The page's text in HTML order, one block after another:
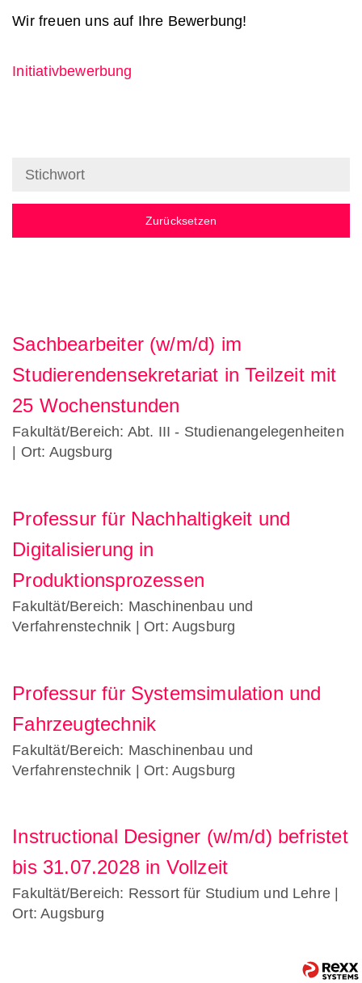
Wir freuen uns auf Ihre Bewerbung!
Initiativbewerbung
Zurücksetzen
Sachbearbeiter (w/m/d) im
Studierendensekretariat in Teilzeit mit
25 Wochenstunden
Fakultät/Bereich: Abt. III - Studienangelegenheiten
| Ort: Augsburg
Professur für Nachhaltigkeit und
Digitalisierung in
Produktionsprozessen
Fakultät/Bereich: Maschinenbau und
Verfahrenstechnik | Ort: Augsburg
Professur für Systemsimulation und
Fahrzeugtechnik
Fakultät/Bereich: Maschinenbau und
Verfahrenstechnik | Ort: Augsburg
Instructional Designer (w/m/d) befristet
bis 31.07.2028 in Vollzeit
Fakultät/Bereich: Ressort für Studium und Lehre |
Ort: Augsburg